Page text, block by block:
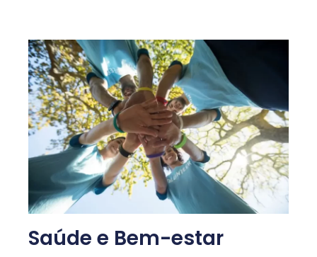
Saúde e Bem-estar